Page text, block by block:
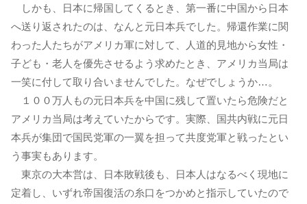
しかも、日本に帰国してくるとき、第一番に中国から日本
へ送り返されたのは、なんと元日本兵でした。帰還作業に関
わった人たちがアメリカ軍に対して、人道的見地から女性・
子ども・老人を優先させるよう求めたとき、アメリカ当局は
一笑に付して取り合いませんでした。なぜでしょうか…。
１００万人もの元日本兵を中国に残して置いたら危険だと
アメリカ当局は考えていたからです。実際、国共内戦に元日
本兵が集団で国民党軍の一翼を担って共度党軍と戦ったとい
う事実もあります。
東京の大本営は、日本敗戦後も、日本人はなるべく現地に
定着し、いずれ帝国復活の糸口をつかめと指示していたので